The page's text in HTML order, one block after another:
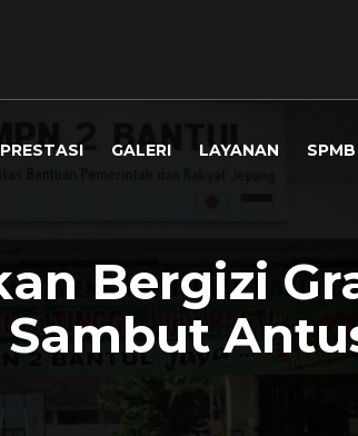
PRESTASI GALERI LAYANAN SPMB
Bergizi